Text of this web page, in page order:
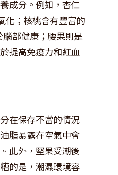
成分。例如，杏仁
化；核桃含有豐富的
部健康；腰果則是
提高免疫力和紅血
在保存不當的情況
脂暴露在空氣中會
此外，堅果受潮後
的是，潮濕環境容